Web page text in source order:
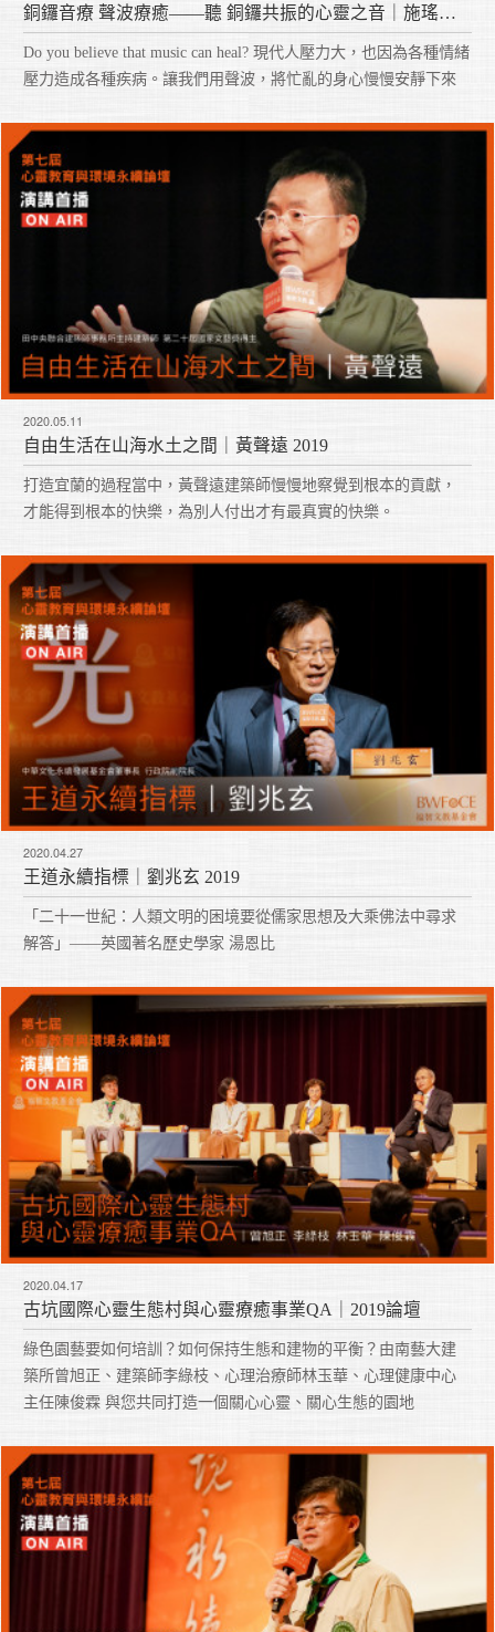
銅鑼音療 聲波療癒——聽 銅鑼共振的心靈之音｜施瑤煖 2019
Do you believe that music can heal? 現代人壓力大，也因為各種情緒
壓力造成各種疾病。讓我們用聲波，將忙亂的身心慢慢安靜下來
2020.05.11
自由生活在山海水土之間｜黃聲遠 2019
打造宜蘭的過程當中，黃聲遠建築師慢慢地察覺到根本的貢獻，
才能得到根本的快樂，為別人付出才有最真實的快樂。
2020.04.27
王道永續指標｜劉兆玄 2019
「二十一世紀：人類文明的困境要從儒家思想及大乘佛法中尋求
解答」——英國著名歷史學家 湯恩比
2020.04.17
古坑國際心靈生態村與心靈療癒事業QA｜2019論壇
綠色園藝要如何培訓？如何保持生態和建物的平衡？由南藝大建
築所曾旭正、建築師李綠枝、心理治療師林玉華、心理健康中心
主任陳俊霖 與您共同打造一個關心心靈、關心生態的園地